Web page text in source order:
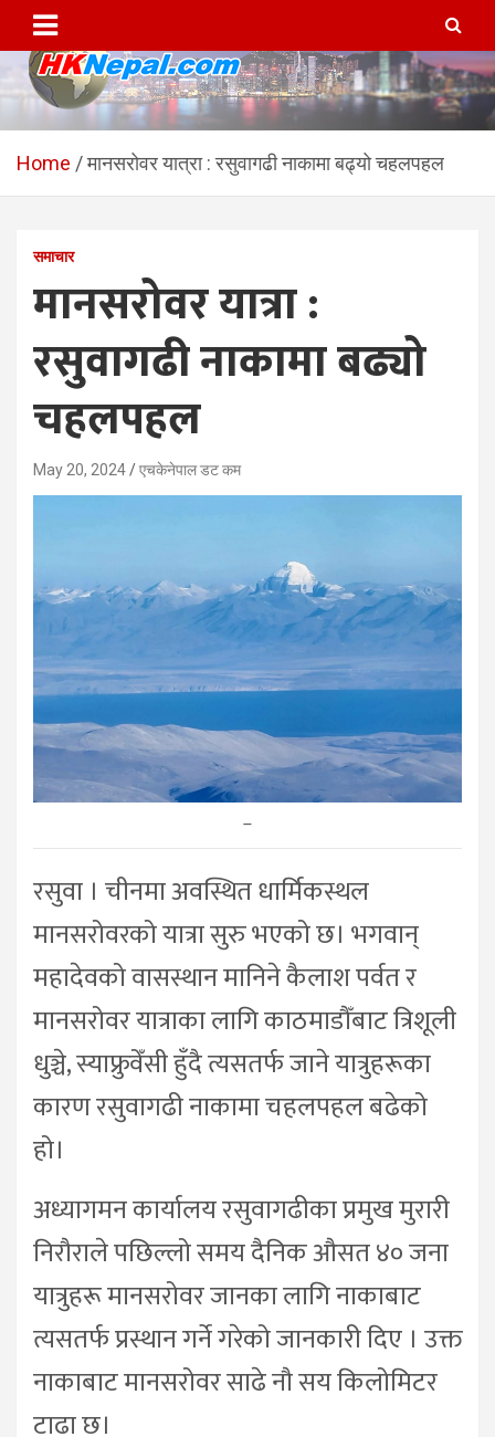
content
HKNepal.com – हङकङबाट
सञ्चालित पहिलो नेपाली अनलाईन
hknepal, hknepal.com, hk nepal, hk nepal com
Home मानसरोवर यात्रा : रसुवागढी नाकामा बढ्यो चहलपहल
समाचार
मानसरोवर यात्रा :
रसुवागढी नाकामा बढ्यो
चहलपहल
May 20, 2024 एचकेनेपाल डट कम
–
रसुवा । चीनमा अवस्थित धार्मिकस्थल
मानसरोवरको यात्रा सुरु भएको छ। भगवान्
महादेवको वासस्थान मानिने कैलाश पर्वत र
मानसरोवर यात्राका लागि काठमाडौँबाट त्रिशूली
धुञ्चे, स्याफ्रुवेँसी हुँदै त्यसतर्फ जाने यात्रुहरूका
कारण रसुवागढी नाकामा चहलपहल बढेको
हो।
अध्यागमन कार्यालय रसुवागढीका प्रमुख मुरारी
निरौराले पछिल्लो समय दैनिक औसत ४० जना
यात्रुहरू मानसरोवर जानका लागि नाकाबाट
त्यसतर्फ प्रस्थान गर्ने गरेको जानकारी दिए । उक्त
नाकाबाट मानसरोवर साढे नौ सय किलोमिटर
टाढा छ।